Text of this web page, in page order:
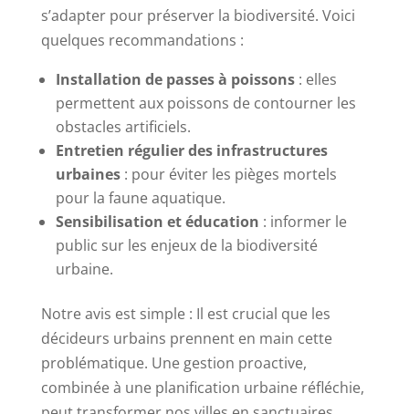
s’adapter pour préserver la biodiversité. Voici
quelques recommandations :
Installation de passes à poissons: elles
permettent aux poissons de contourner les
obstacles artificiels.
Entretien régulier des infrastructures
urbaines: pour éviter les pièges mortels
pour la faune aquatique.
Sensibilisation et éducation : informer le
public sur les enjeux de la biodiversité
urbaine.
Notre avis est simple : Il est crucial que les
décideurs urbains prennent en main cette
problématique. Une gestion proactive,
combinée à une planification urbaine réfléchie,